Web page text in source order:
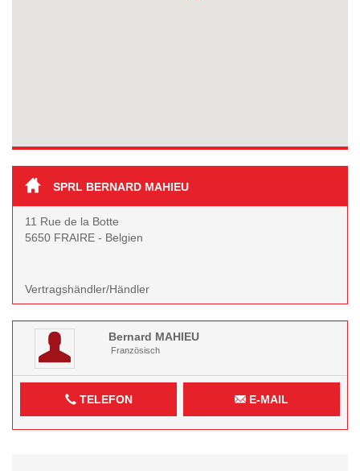
SPRL BERNARD MAHIEU
11 Rue de la Botte
5650 FRAIRE - Belgien
Vertragshändler/Händler
Bernard MAHIEU
Französisch
TELEFON E-MAIL